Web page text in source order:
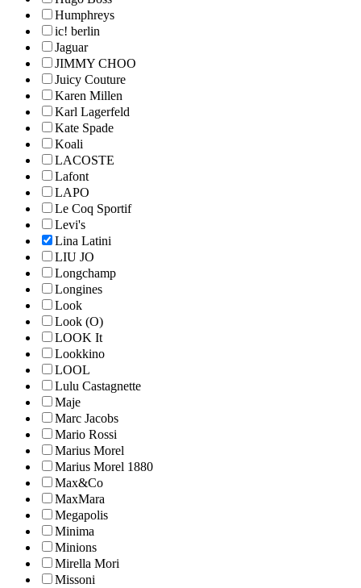
Humphreys
ic! berlin
Jaguar
JIMMY CHOO
Juicy Couture
Karen Millen
Karl Lagerfeld
Kate Spade
Koali
LACOSTE
Lafont
LAPO
Le Coq Sportif
Levi's
Lina Latini
LIU JO
Longchamp
Longines
Look
Look (O)
LOOK It
Lookkino
LOOL
Lulu Castagnette
Maje
Marc Jacobs
Mario Rossi
Marius Morel
Marius Morel 1880
Max&Co
MaxMara
Megapolis
Minima
Minions
Mirella Mori
Missoni